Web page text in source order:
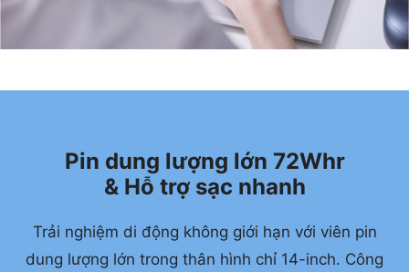
Pin dung lượng lớn 72Whr
& Hỗ trợ sạc nhanh
Trải nghiệm di động không giới hạn với viên pin
dung lượng lớn trong thân hình chỉ 14-inch. Công